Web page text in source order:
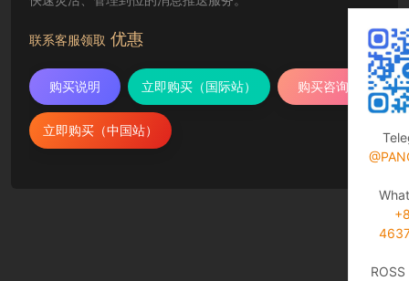
联系客服领取 优惠
购买说明 立即购买（国际站） 购买咨询
立即购买（中国站）